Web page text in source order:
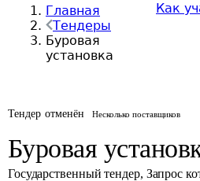
Главная
Тендеры
Буровая
установка
Как
Тендер отменён Несколько поставщиков
Буровая
Государственный тендер, Запрос